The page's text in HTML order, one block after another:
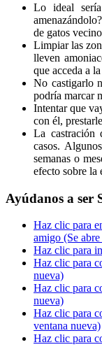
Lo ideal
de gatos
Limpiar las
lleven
que acceda a
No castigarlo
podría marcar
Intentar que
con él,
La castración
casos.
semanas o
efecto sobre la
Ayúdanos a ser
Haz clic para
amigo (Se
Haz clic para
Haz clic para
nueva)
Haz clic para
nueva)
Haz clic para
ventana nueva)
Haz clic para